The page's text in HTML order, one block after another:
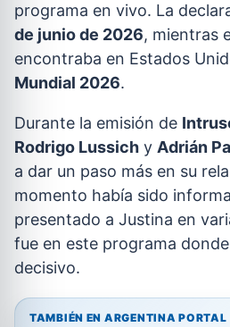
programa en vivo. La
de junio de 2026, mientras
encontraba en Estados
Mundial 2026.
Durante la emisión de
Rodrigo Lussich y Adrián
a dar un paso más en su
momento había sido
presentado a Justina en
fue en este programa
decisivo.
TAMBIÉN EN ARGENTINA PORTAL